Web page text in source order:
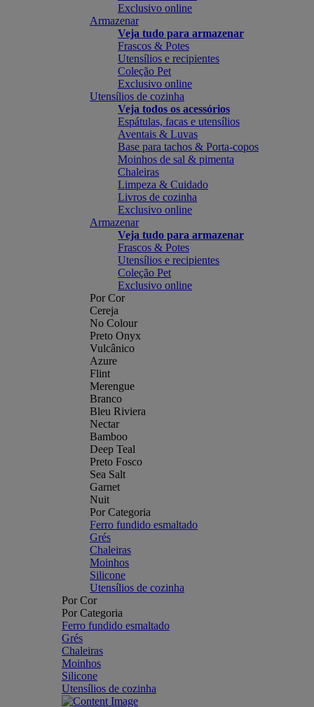
Exclusivo online
Armazenar
Veja tudo para armazenar
Frascos & Potes
Utensílios e recipientes
Coleção Pet
Exclusivo online
Utensílios de cozinha
Veja todos os acessórios
Espátulas, facas e utensílios
Aventais & Luvas
Base para tachos & Porta-copos
Moinhos de sal & pimenta
Chaleiras
Limpeza & Cuidado
Livros de cozinha
Exclusivo online
Armazenar
Veja tudo para armazenar
Frascos & Potes
Utensílios e recipientes
Coleção Pet
Exclusivo online
Por Cor
Cereja
No Colour
Preto Onyx
Vulcânico
Azure
Flint
Merengue
Branco
Bleu Riviera
Nectar
Bamboo
Deep Teal
Preto Fosco
Sea Salt
Garnet
Nuit
Por Categoria
Ferro fundido esmaltado
Grés
Chaleiras
Moinhos
Silicone
Utensílios de cozinha
Por Cor
Por Categoria
Ferro fundido esmaltado
Grés
Chaleiras
Moinhos
Silicone
Utensílios de cozinha